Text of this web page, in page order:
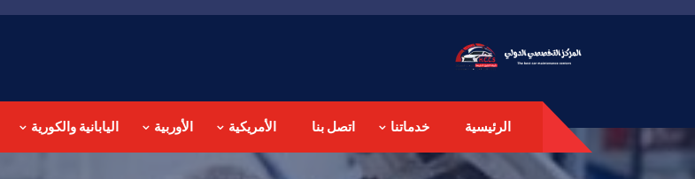
الرئيسية خدماتنا اتصل بنا الأمريكية الأوربية اليابانية والكورية